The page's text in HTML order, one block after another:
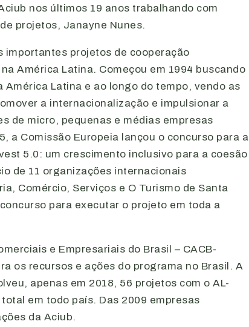
nos últimos 19 anos trabalhando com
projetos, Janayne Nunes.
importantes projetos de cooperação
América Latina. Começou em 1994 buscando
Latina e ao longo do tempo, vendo as
a internacionalização e impulsionar a
de micro, pequenas e médias empresas
a Comissão Europeia lançou o concurso para a
5.0: um crescimento inclusivo para a coesão
de 11 organizações internacionais
Comércio, Serviços e O Turismo de Santa
para executar o projeto em toda a
e Empresariais do Brasil – CACB-
os recursos e ações do programa no Brasil. A
apenas em 2018, 56 projetos com o AL-
em todo país. Das 2009 empresas
da Aciub.